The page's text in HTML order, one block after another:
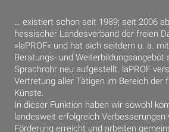
… existiert schon seit 1989; seit 2006
hessischer Landesverband der freien
»laPROF« und hat sich seitdem u. a.
Beratungs- und Weiterbildungsangebot
Sprachrohr neu aufgestellt. laPROF
Vertretung aller Tätigen im Bereich der
Künste.
In dieser Funktion haben wir sowohl
landesweit erfolgreich Verbesserungen
Förderung erreicht und arbeiten